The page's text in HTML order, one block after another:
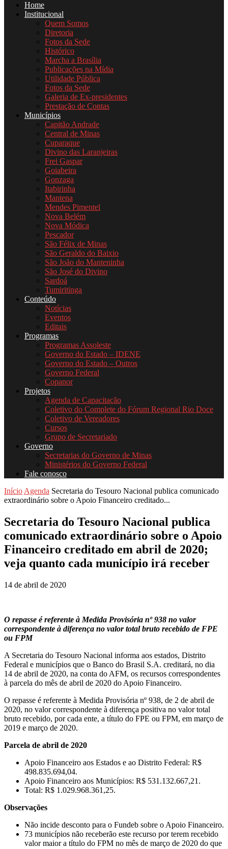
Home
Institucional
Quem Somos
Diretoria
Fotos da Sede
Histórico
Marcha a Brasília
Publicações na Mídia
Utilidade Pública
Fotos da Sede
Galeria de Ex-presidentes
Prestação de Contas
Municípios
Capitão Andrade
Central de Minas
Cuparaque
Divino das Laranjeiras
Frei Gaspar
Goiabeira
Gonzaga
Itabirinha
Mantena
Mendes Pimentel
Nova Belém
Nova Módica
Pescador
São Félix de Minas
São Geraldo do Baixio
São João do Manteninha
São José do Divino
Sardoá
Tumiritinga
Conteúdo
Notícias
Eventos
Editais
Programas
Programas Assoleste
Governo do Estado – IDENE
Governo do Estado – Outros
Governo Federal
Copanor
Projetos
Agenda de Capacitação
Coletivo do Complete do Fórum Regional Rio Doce
Coletivo de Vereadores
Cursos
Grupo de Secretariado
Governo
Secretarias do Governo de Minas
Ministérios do Governo Federal
Fale conosco
Início Agenda Secretaria do Tesouro Nacional publica comunicado
extraordinário sobre o Apoio Financeiro creditado...
Secretaria do Tesouro Nacional publica
comunicado extraordinário sobre o Apoio
Financeiro creditado em abril de 2020;
veja quanto cada município irá receber
14 de abril de 2020
O repasse é referente à Medida Provisória nº 938 no valor
correspondente à diferença no valor total bruto recebido de FPE
ou FPM
A Secretaria do Tesouro Nacional informa aos estados, Distrito
Federal e municípios que o Banco do Brasil S.A. creditará, no dia
14 de abril de 2020, na conta do AFM, os recursos correspondentes
à parcela do mês de abril de 2020 do Apoio Financeiro.
O repasse é referente à Medida Provisória nº 938, de 2 de abril de
2020, no valor correspondente à diferença positiva no valor total
bruto recebido, por cada ente, a título do FPE ou FPM, em março de
2019 e março de 2020.
Parcela de abril de 2020
Apoio Financeiro aos Estados e ao Distrito Federal: R$
498.835.694,04.
Apoio Financeiro aos Municípios: R$ 531.132.667,21.
Total: R$ 1.029.968.361,25.
Observações
Não incide desconto para o Fundeb sobre o Apoio Financeiro.
73 municípios não receberão este recurso por terem recebido
valor maior a título do FPM no mês de março de 2020 do que